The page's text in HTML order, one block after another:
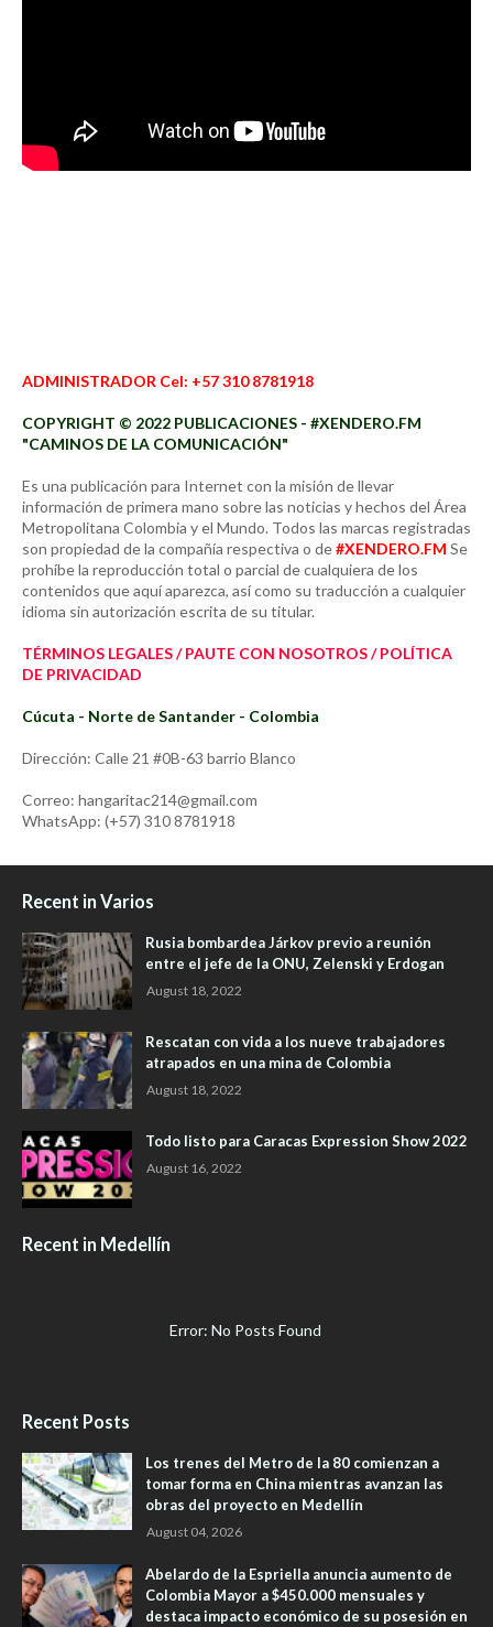
ADMINISTRADOR Cel: +57 310 8781918
COPYRIGHT © 2022 PUBLICACIONES - #XENDERO.FM
"CAMINOS DE LA COMUNICACIÓN"
Es una publicación para Internet con la misión de llevar
información de primera mano sobre las noticias y hechos del Área
Metropolitana Colombia y el Mundo. Todos las marcas registradas
son propiedad de la compañía respectiva o de#XENDERO.FM Se
prohíbe la reproducción total o parcial de cualquiera de los
contenidos que aquí aparezca, así como su traducción a cualquier
idioma sin autorización escrita de su titular.
TÉRMINOS LEGALES / PAUTE CON NOSOTROS / POLÍTICA
DE PRIVACIDAD
Cúcuta - Norte de Santander - Colombia
Dirección: Calle 21 #0B-63 barrio Blanco
Correo: hangaritac214@gmail.com
WhatsApp: (+57) 310 8781918
Recent in Varios
Rusia bombardea Járkov previo a reunión
entre el jefe de la ONU, Zelenski y Erdogan
August 18, 2022
Rescatan con vida a los nueve trabajadores
atrapados en una mina de Colombia
August 18, 2022
Todo listo para Caracas Expression Show 2022
August 16, 2022
Recent in Medellín
Error: No Posts Found
Recent Posts
Los trenes del Metro de la 80 comienzan a
tomar forma en China mientras avanzan las
obras del proyecto en Medellín
August 04, 2026
Abelardo de la Espriella anuncia aumento de
Colombia Mayor a $450.000 mensuales y
destaca impacto económico de su posesión en